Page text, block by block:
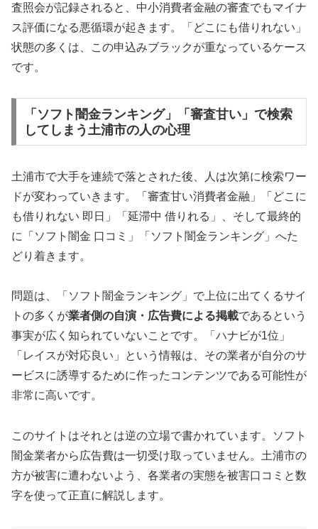
査照会が記録されると、中小消費者金融の審査でもマイナ
ス評価になる悪循環が起きます。「どこにも借りれない」
状態の多くは、この申込みブラックが重なっているケース
です。
「ソフト闇金ランキング」「審査甘い」で検索
してしまう土浦市の人の心理
土浦市で大手を連続で落とされた後、人は次第に検索ワー
ドが変わっていきます。「審査甘い消費者金融」「どこに
も借りれない 即日」「延滞中 借りれる」、そして最終的
に「ソフト闇金 口コミ」「ソフト闇金ランキング」へた
どり着きます。
問題は、「ソフト闇金ランキング」で上位に出てくるサイ
トの多くが業者側の自演・広告費による掲載であるという
事実が広く知られていないことです。「ハナビが1位」
「レイスが対応良い」という情報は、その業者が自分のサ
ービスに誘導するために作ったコンテンツである可能性が
非常に高いです。
このサイトはそれとは逆の立場で書かれています。ソフト
闇金業者から広告費は一切受け取っていません。土浦市の
方が被害に遭わないよう、各業者の実態を被害口コミと数
字を使って正直に解説します。